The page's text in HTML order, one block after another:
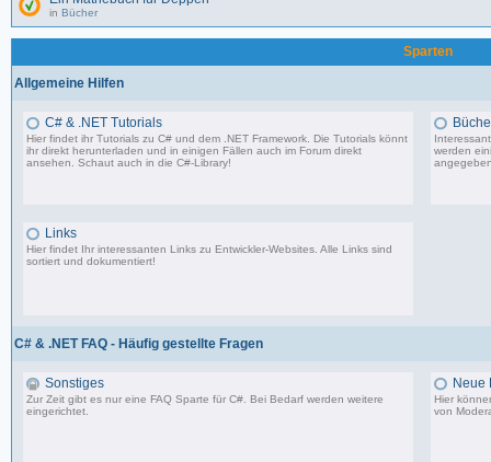
in Bücher
Sparten
Allgemeine Hilfen
C# & .NET Tutorials
Hier findet ihr Tutorials zu C# und dem .NET Framework. Die Tutorials könnt
ihr direkt herunterladen und in einigen Fällen auch im Forum direkt
ansehen. Schaut auch in dieC#-Library!
werden
Links
Hier findet Ihr interessanten Links zu Entwickler-Websites. Alle Links sind
sortiert und dokumentiert!
C# & .NET FAQ - Häufig gestellte Fragen
Sonstiges
Zur Zeit gibt es nur eine FAQ Sparte für C#. Bei Bedarf werden weitere
eingerichtet.
Neue
Hier
von